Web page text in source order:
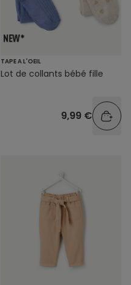
TAPE A L'OEIL
Lot de collants bébé fille
9,99 €